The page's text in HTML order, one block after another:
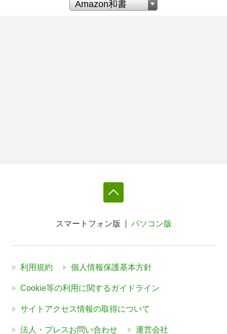
スマートフォン版 パソコン版
利用規約 個人情報保護基本方針
Cookie等の利用に関するガイドライン
サイトアクセス情報の取得について
法人・プレスお問い合わせ 運営会社